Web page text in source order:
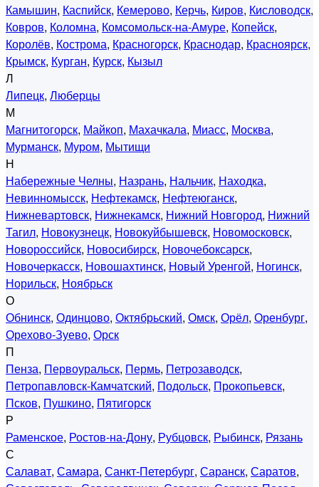
Камышин, Каспийск, Кемерово, Керчь, Киров, Кисловодск,
Ковров, Коломна, Комсомольск-на-Амуре, Копейск,
Королёв, Кострома, Красногорск, Краснодар, Красноярск,
Крымск, Курган, Курск, Кызыл
Л
Липецк, Люберцы
М
Магнитогорск, Майкоп, Махачкала, Миасс, Москва,
Мурманск, Муром, Мытищи
Н
Набережные Челны, Назрань, Нальчик, Находка,
Невинномысск, Нефтекамск, Нефтеюганск,
Нижневартовск, Нижнекамск, Нижний Новгород, Нижний
Тагил, Новокузнецк, Новокуйбышевск, Новомосковск,
Новороссийск, Новосибирск, Новочебоксарск,
Новочеркасск, Новошахтинск, Новый Уренгой, Ногинск,
Норильск, Ноябрьск
О
Обнинск, Одинцово, Октябрьский, Омск, Орёл, Оренбург,
Орехово-Зуево, Орск
П
Пенза, Первоуральск, Пермь, Петрозаводск,
Петропавловск-Камчатский, Подольск, Прокопьевск,
Псков, Пушкино, Пятигорск
Р
Раменское, Ростов-на-Дону, Рубцовск, Рыбинск, Рязань
С
Салават, Самара, Санкт-Петербург, Саранск, Саратов,